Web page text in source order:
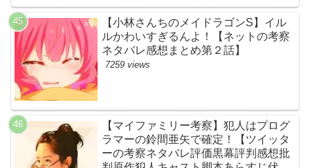
【小林さんちのメイドラゴンS】イル
ルかわいすぎるんよ！【ネットの考察
ネタバレ感想まとめ第２話】
7259 views
【マイファミリー考察】犯人はプログ
ラマーの鈴間亜矢で確定！【ツイッタ
ーの考察ネタバレ評価黒幕評判感想批